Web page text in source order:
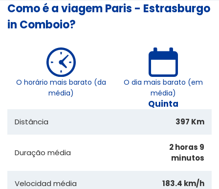
Como é a viagem Paris - Estrasburgo
in Comboio?
O horário mais barato (da
média)
O dia mais barato (em
média)
Quinta
Distância 397 Km
Duração média
2 horas 9
minutos
Velocidad média 183.4 km/h